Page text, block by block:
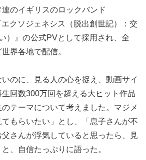
のイギリスのロックバンド
エクソジェネシス（脱出創世記）：交
）』の公式PVとして採用され、全
界各地で配信。
のに、見る人の心を捉え、動画サイ
生回数300万回を超える大ヒット作品
テーマについて考えました。マジメ
もらいたい」とし、「息子さんが不
さんが浮気していると思ったら、見
、自信たっぷりに語った。